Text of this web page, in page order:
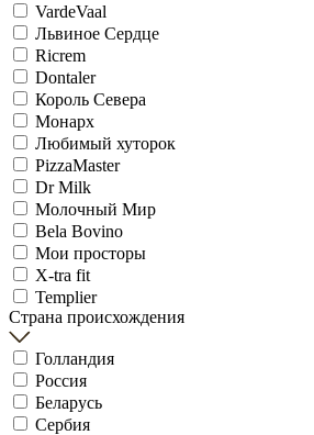
VardeVaal
Львиное Сердце
Ricrem
Dontaler
Король Севера
Монарх
Любимый хуторок
PizzaMaster
Dr Milk
Молочный Мир
Bela Bovino
Мои просторы
X-tra fit
Templier
Страна происхождения
Голландия
Россия
Беларусь
Сербия